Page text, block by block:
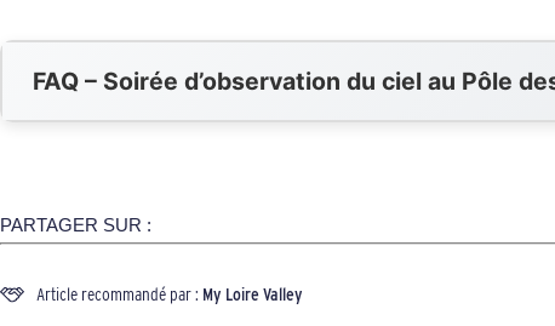
FAQ – Soirée d’observation du ciel au Pôle
PARTAGER SUR :
Article recommandé par : My Loire Valley